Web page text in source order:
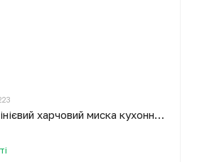
Таз алюмінієвий харчовий миска кухонна для варіння варення та солінь Ø 40 см H 12 л Interos